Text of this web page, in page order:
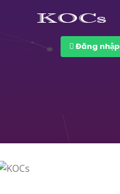
Đăng nhập